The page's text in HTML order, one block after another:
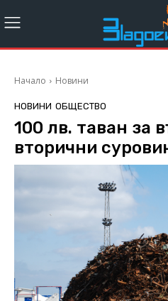
Начало Новини
НОВИНИ ОБЩЕСТВО
100 лв. таван за
вторични